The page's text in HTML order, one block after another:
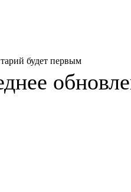
будет первым